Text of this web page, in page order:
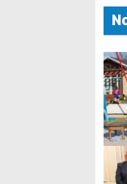
e
g
a
c
i
ó